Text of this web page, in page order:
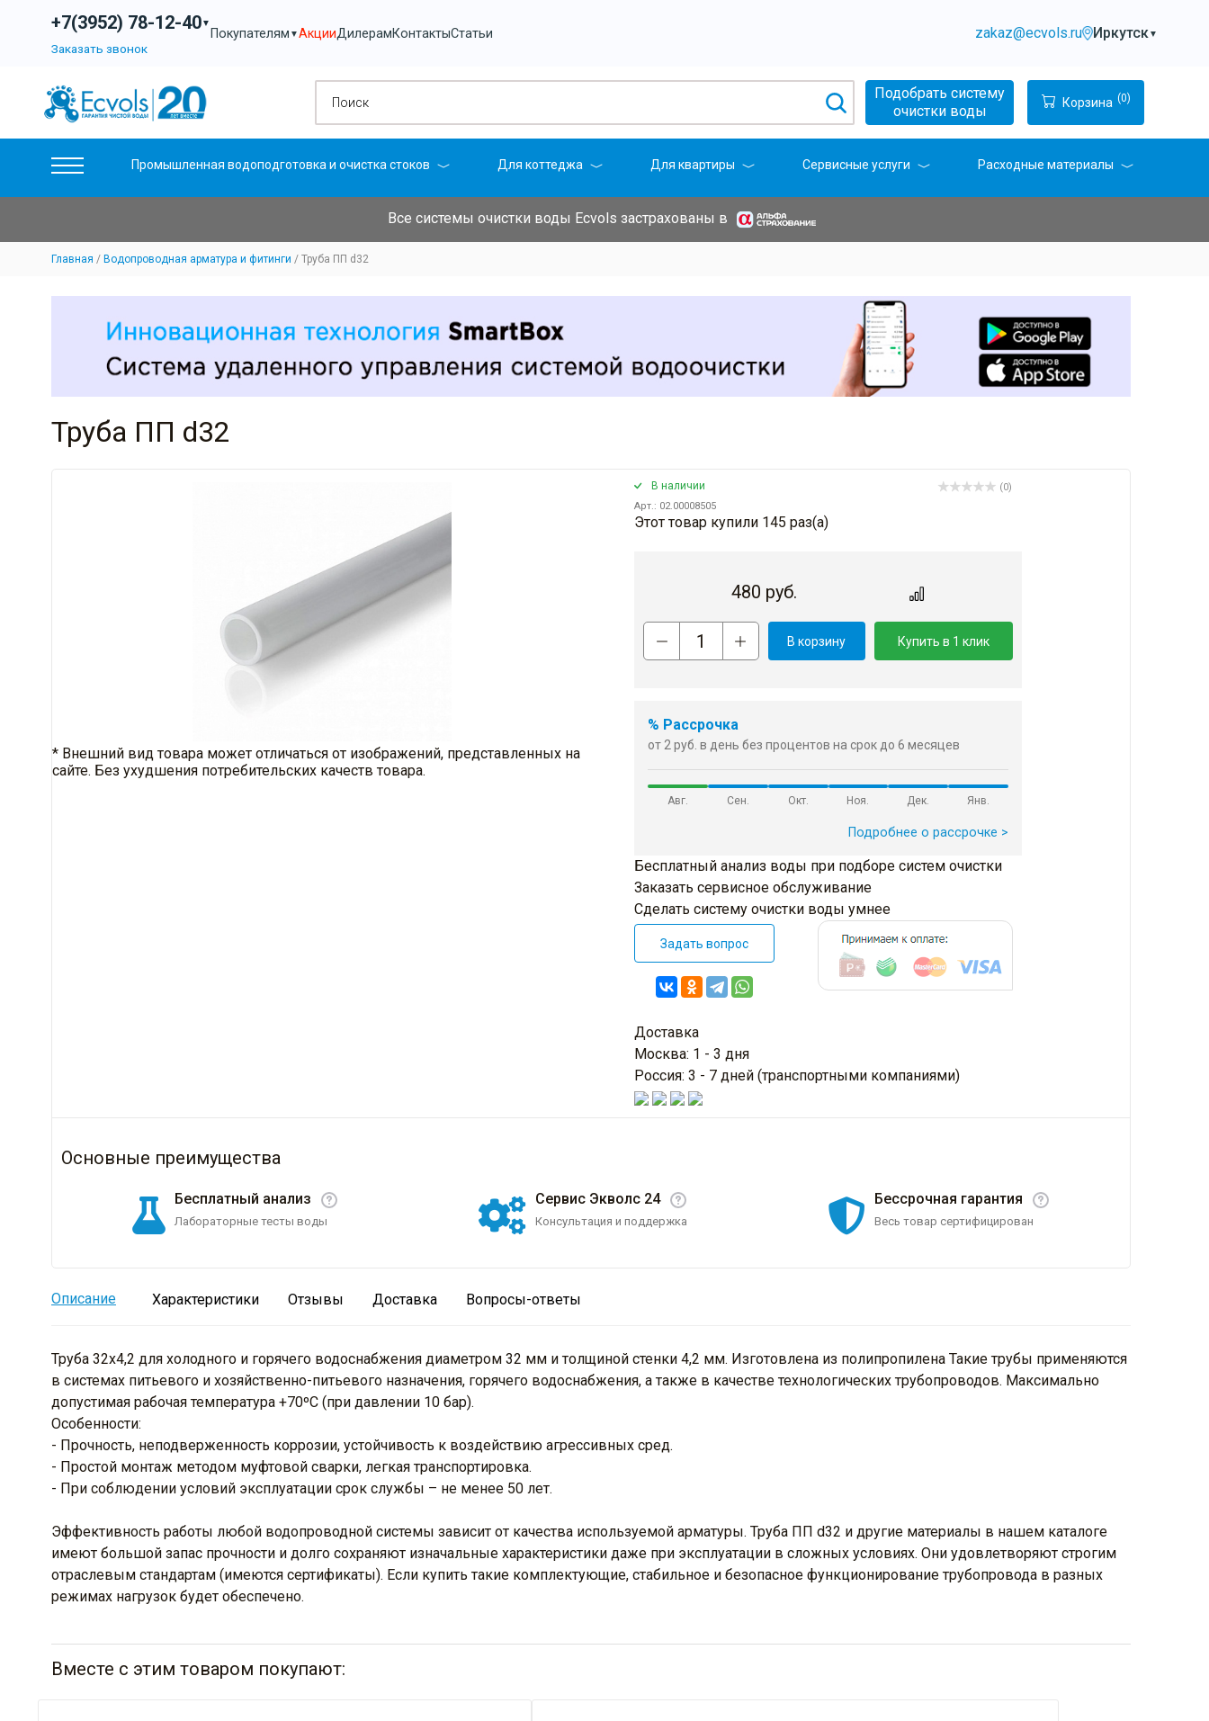
+7(3952) 78-12-40▼
Заказать звонок
Покупателям ▼АкцииДилерамКонтактыСтатьи zakaz@ecvols.ru Иркутск▼
Подобрать систему
очистки воды
Корзина (0)
Промышленная водоподготовка и очистка стоков Для коттеджа Для квартиры Сервисные услуги Расходные материалы
Все системы очистки воды Ecvols застрахованы в
Главная Водопроводная арматура и фитинги Труба ПП d32
Труба ПП d32
* Внешний вид товара может отличаться от изображений, представленных на
сайте. Без ухудшения потребительских качеств товара.
В наличии
Арт.: 02.00008505
(0)
Этот товар купили 145 раз(a)
480 руб.
В корзину Купить в 1 клик
% Рассрочка
от 2 руб. в день без процентов на срок до 6 месяцев
Авг. Сен. Окт. Ноя. Дек. Янв.
Подробнее о рассрочке >
Бесплатный анализ воды при подборе систем очистки
Заказать сервисное обслуживание
Сделать систему очистки воды умнее
Задать вопрос
Доставка
Москва: 1 - 3 дня
Россия: 3 - 7 дней (транспортными компаниями)
Основные преимущества
Бесплатный анализ
Лабораторные тесты воды
Сервис Экволс 24
Консультация и поддержка
Бессрочная гарантия
Весь товар сертифицирован
Описание Характеристики Отзывы Доставка Вопросы-ответы
Труба 32х4,2 для холодного и горячего водоснабжения диаметром 32 мм и толщиной стенки 4,2 мм. Изготовлена из полипропилена Такие трубы применяются
в системах питьевого и хозяйственно-питьевого назначения, горячего водоснабжения, а также в качестве технологических трубопроводов. Максимально
допустимая рабочая температура +70ºС (при давлении 10 бар).
Особенности:
- Прочность, неподверженность коррозии, устойчивость к воздействию агрессивных сред.
- Простой монтаж методом муфтовой сварки, легкая транспортировка.
- При соблюдении условий эксплуатации срок службы – не менее 50 лет.
Эффективность работы любой водопроводной системы зависит от качества используемой арматуры. Труба ПП d32 и другие материалы в нашем каталоге
имеют большой запас прочности и долго сохраняют изначальные характеристики даже при эксплуатации в сложных условиях. Они удовлетворяют строгим
отраслевым стандартам (имеются сертификаты). Если купить такие комплектующие, стабильное и безопасное функционирование трубопровода в разных
режимах нагрузок будет обеспечено.
Вместе с этим товаром покупают: